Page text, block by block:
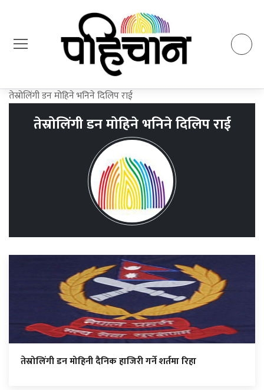
तेस्रोलिंगी डन मोहिने भनिने दिलिप राई
तेस्रोलिंगी डन मोहिने भनिने दिलिप राई
तेस्रोलिंगी डन मोहिनी दैनिक हाजिरी गर्ने शर्तमा रिहा